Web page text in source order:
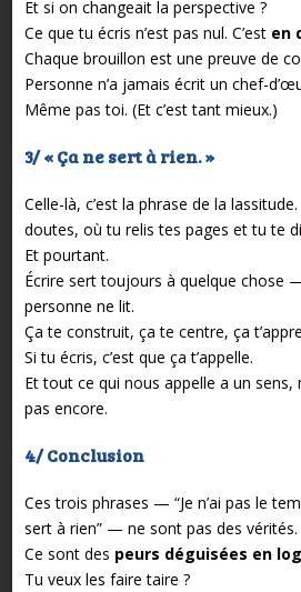
Et si on changeait la perspective ?
Ce que tu écris n’est pas nul. C’est en
Chaque brouillon est une preuve de
Personne n’a jamais écrit un chef-
Même pas toi. (Et c’est tant mieux.)
3/ « Ça ne sert à rien. »
Celle-là, c’est la phrase de la
doutes, où tu relis tes pages et tu te
Et pourtant.
Écrire sert toujours à quelque chose
personne ne lit.
Ça te construit, ça te centre, ça
Si tu écris, c’est que ça t’appelle.
Et tout ce qui nous appelle a un
pas encore.
4/ Conclusion
Ces trois phrases — “Je n’ai pas le
sert à rien” — ne sont pas des vérités.
Ce sont des peurs déguisées en
Tu veux les faire taire ?